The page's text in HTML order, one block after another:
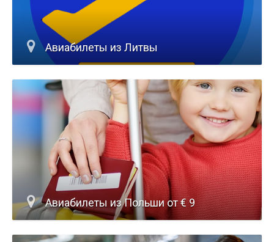
Авиабилеты из Литвы
Авиабилеты из Польши от € 9